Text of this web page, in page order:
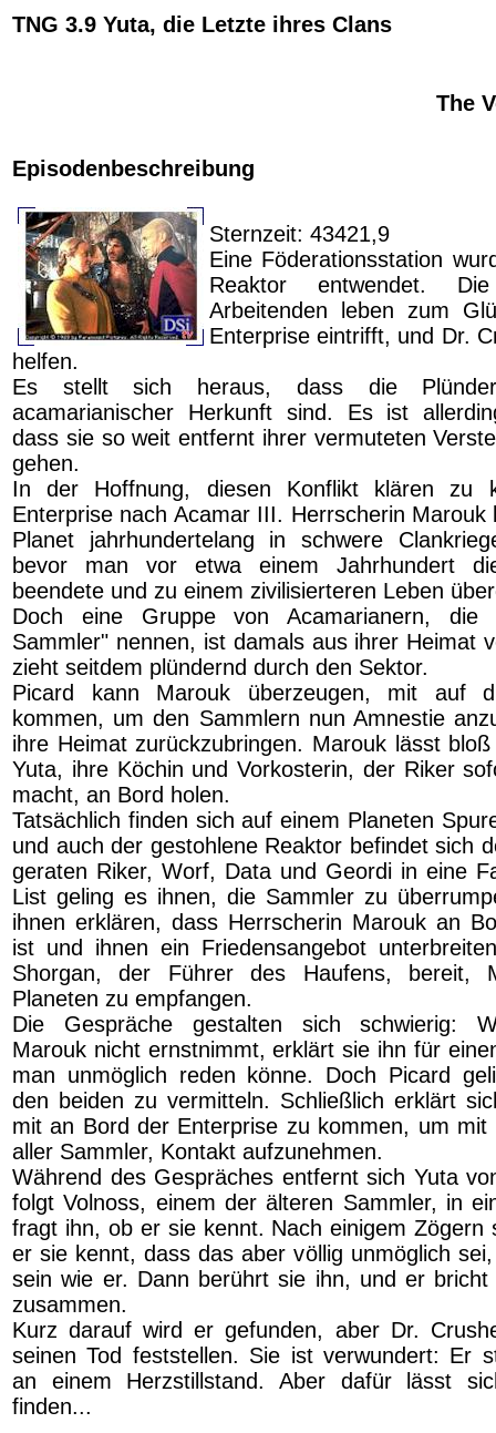
TNG 3.9 Yuta, die Letzte ihres Clans
The
Episodenbeschreibung
Sternzeit: 43421,9
Eine Föderationsstation
Reaktor entwendet.
Arbeitenden leben zum
Enterprise eintrifft, und Dr.
helfen.
Es stellt sich heraus, dass die
acamarianischer Herkunft sind. Es ist
dass sie so weit entfernt ihrer vermuteten
gehen.
In der Hoffnung, diesen Konflikt klären zu
Enterprise nach Acamar III. Herrscherin Marouk
Planet jahrhundertelang in schwere
bevor man vor etwa einem Jahrhundert
beendete und zu einem zivilisierteren Leben
Doch eine Gruppe von Acamarianern, die
Sammler" nennen, ist damals aus ihrer Heimat
zieht seitdem plündernd durch den Sektor.
Picard kann Marouk überzeugen, mit auf
kommen, um den Sammlern nun Amnestie
ihre Heimat zurückzubringen. Marouk lässt
Yuta, ihre Köchin und Vorkosterin, der Riker
macht, an Bord holen.
Tatsächlich finden sich auf einem Planeten
und auch der gestohlene Reaktor befindet sich
geraten Riker, Worf, Data und Geordi in eine
List geling es ihnen, die Sammler zu
ihnen erklären, dass Herrscherin Marouk an
ist und ihnen ein Friedensangebot
Shorgan, der Führer des Haufens, bereit,
Planeten zu empfangen.
Die Gespräche gestalten sich schwierig:
Marouk nicht ernstnimmt, erklärt sie ihn für
man unmöglich reden könne. Doch Picard
den beiden zu vermitteln. Schließlich erklärt
mit an Bord der Enterprise zu kommen, um mit
aller Sammler, Kontakt aufzunehmen.
Während des Gespräches entfernt sich Yuta
folgt Volnoss, einem der älteren Sammler, in
fragt ihn, ob er sie kennt. Nach einigem Zögern
er sie kennt, dass das aber völlig unmöglich
sein wie er. Dann berührt sie ihn, und er bricht
zusammen.
Kurz darauf wird er gefunden, aber Dr.
seinen Tod feststellen. Sie ist verwundert: Er
an einem Herzstillstand. Aber dafür lässt
finden...